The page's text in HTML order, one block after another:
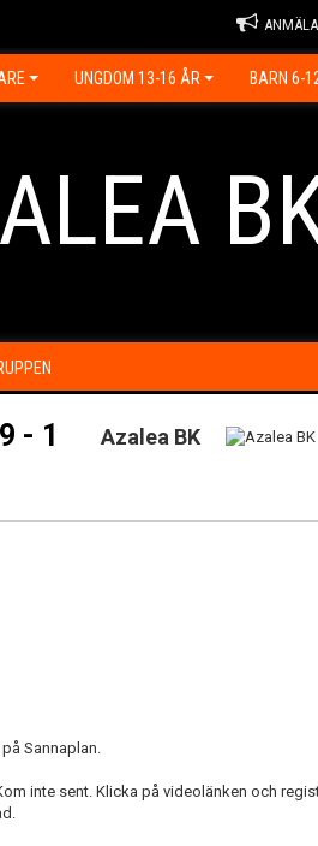
UNGDOM 13-16 ÅR BARN 6-
9 - 1 Azalea BK
Sannaplan.
inte sent. Klicka på videolänken och